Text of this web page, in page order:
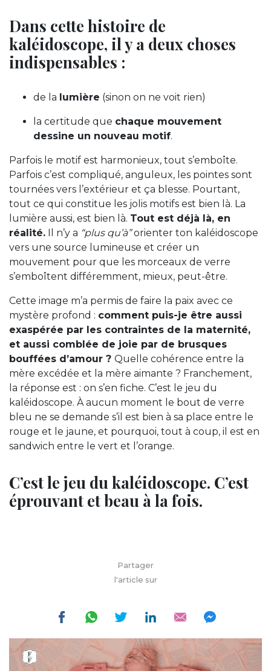
Dans cette histoire de
kaléidoscope, il y a deux choses
indispensables :
de la lumière (sinon on ne voit rien)
la certitude que chaque mouvement
dessine un nouveau motif.
Parfois le motif est harmonieux, tout s’emboîte.
Parfois c’est compliqué, anguleux, les pointes sont
tournées vers l’extérieur et ça blesse. Pourtant,
tout ce qui constitue les jolis motifs est bien là. La
lumière aussi, est bien là. Tout est déjà là, en
réalité. Il n’y a “plus qu’à”orienter ton kaléidoscope
vers une source lumineuse et créer un
mouvement pour que les morceaux de verre
s’emboîtent différemment, mieux, peut-être.
Cette image m’a permis de faire la paix avec ce
mystère profond : comment puis-je être aussi
exaspérée par les contraintes de la maternité,
et aussi comblée de joie par de brusques
bouffées d’amour ? Quelle cohérence entre la
mère excédée et la mère aimante ? Franchement,
la réponse est : on s’en fiche. C’est le jeu du
kaléidoscope. À aucun moment le bout de verre
bleu ne se demande s’il est bien à sa place entre le
rouge et le jaune, et pourquoi, tout à coup, il est en
sandwich entre le vert et l’orange.
C’est le jeu du kaléidoscope. C’est
éprouvant et beau à la fois.
Partager
l'article sur